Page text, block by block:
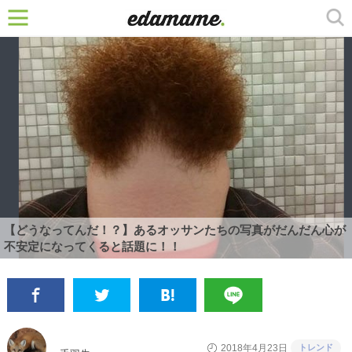
【どうなってんだ！？】あるオッサンたちの写真がだんだん心が
不安定になってくると話題に！！
2018年4月23日 トレンド